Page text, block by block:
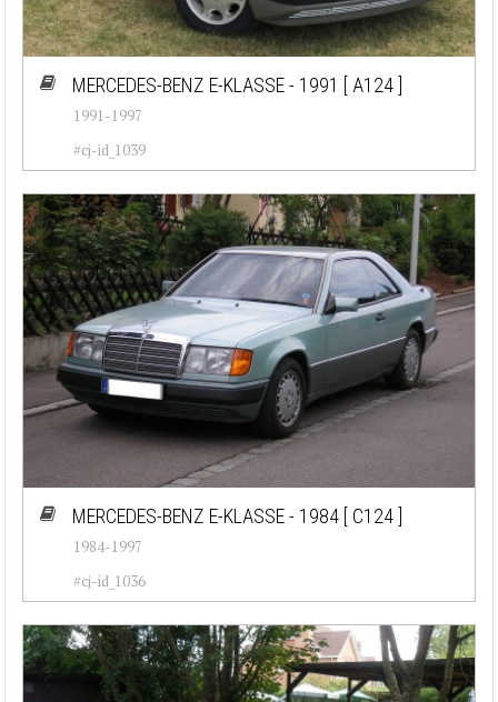
MERCEDES-BENZ E-KLASSE - 1991 [ A124 ]
1991-1997
#cj-id_1039
MERCEDES-BENZ E-KLASSE - 1984 [ C124 ]
1984-1997
#cj-id_1036